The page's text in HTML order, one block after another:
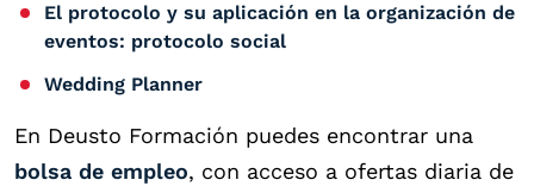
El protocolo y su aplicación en la organización de
eventos: protocolo social
Wedding Planner
En Deusto Formación puedes encontrar una
bolsa de empleo, con acceso a ofertas diaria de